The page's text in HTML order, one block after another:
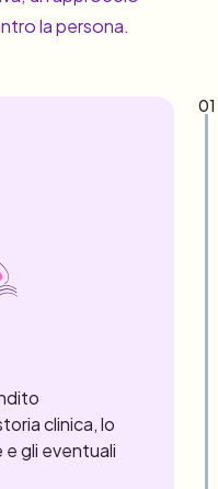
la persona.
clinica, lo
gli eventuali
01